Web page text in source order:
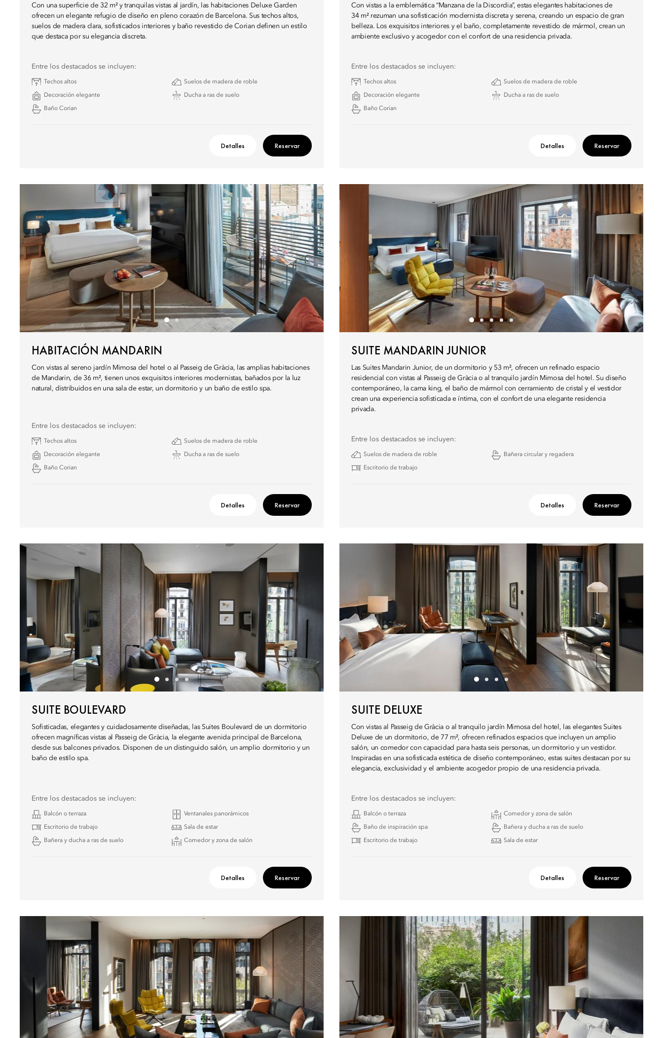
Con una superficie de 32 m² y tranquilas vistas al jardín, las habitaciones Deluxe Garden
ofrecen un elegante refugio de diseño en pleno corazón de Barcelona. Sus techos altos,
suelos de madera clara, sofisticados interiores y baño revestido de Corian definen un estilo
que destaca por su elegancia discreta.
Entre los destacados se incluyen:
Techos altos Suelos de madera de roble
Decoración elegante Ducha a ras de suelo
Baño Corian
Detalles Reservar
Con vistas a la emblemática “Manzana de la Discordia”, estas elegantes habitaciones de
34 m² rezuman una sofisticación modernista discreta y serena, creando un espacio de gran
belleza. Los exquisitos interiores y el baño, completamente revestido de mármol, crean un
ambiente exclusivo y acogedor con el confort de una residencia privada.
Entre los destacados se incluyen:
Techos altos Suelos de madera de roble
Decoración elegante Ducha a ras de suelo
Baño Corian
Detalles Reservar
HABITACIÓN MANDARIN
Con vistas al sereno jardín Mimosa del hotel o al Passeig de Gràcia, las amplias habitaciones
de Mandarin, de 36 m², tienen unos exquisitos interiores modernistas, bañados por la luz
natural, distribuidos en una sala de estar, un dormitorio y un baño de estilo spa.
Entre los destacados se incluyen:
Techos altos Suelos de madera de roble
Decoración elegante Ducha a ras de suelo
Baño Corian
Detalles Reservar
SUITE MANDARIN JUNIOR
Las Suites Mandarin Junior, de un dormitorio y 53 m², ofrecen un refinado espacio
residencial con vistas al Passeig de Gràcia o al tranquilo jardín Mimosa del hotel. Su diseño
contemporáneo, la cama king, el baño de mármol con cerramiento de cristal y el vestidor
crean una experiencia sofisticada e íntima, con el confort de una elegante residencia
privada.
Entre los destacados se incluyen:
Suelos de madera de roble Bañera circular y regadera
Escritorio de trabajo
Detalles Reservar
SUITE BOULEVARD
Sofisticadas, elegantes y cuidadosamente diseñadas, las Suites Boulevard de un dormitorio
ofrecen magníficas vistas al Passeig de Gràcia, la elegante avenida principal de Barcelona,
desde sus balcones privados. Disponen de un distinguido salón, un amplio dormitorio y un
baño de estilo spa.
Entre los destacados se incluyen:
Balcón o terraza Ventanales panorámicos
Escritorio de trabajo Sala de estar
Bañera y ducha a ras de suelo Comedor y zona de salón
Detalles Reservar
SUITE DELUXE
Con vistas al Passeig de Gràcia o al tranquilo jardín Mimosa del hotel, las elegantes Suites
Deluxe de un dormitorio, de 77 m², ofrecen refinados espacios que incluyen un amplio
salón, un comedor con capacidad para hasta seis personas, un dormitorio y un vestidor.
Inspiradas en una sofisticada estética de diseño contemporáneo, estas suites destacan por su
elegancia, exclusividad y el ambiente acogedor propio de una residencia privada.
Entre los destacados se incluyen:
Balcón o terraza Comedor y zona de salón
Baño de inspiración spa Bañera y ducha a ras de suelo
Escritorio de trabajo Sala de estar
Detalles Reservar